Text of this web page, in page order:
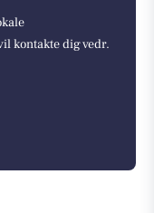
kontakte dig vedr.